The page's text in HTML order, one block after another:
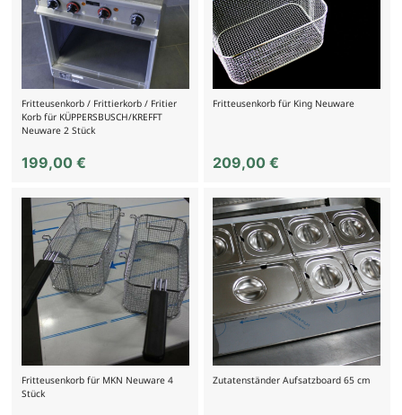
Fritteusenkorb / Frittierkorb / Fritier
Korb für KÜPPERSBUSCH/KREFFT
Neuware 2 Stück
199,00 €
Fritteusenkorb für King Neuware
209,00€
Fritteusenkorb für MKN Neuware 4
Stück
Zutatenständer Aufsatzboard 65 cm